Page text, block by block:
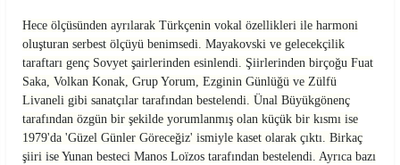
Hece ölçüsünden ayrılarak Türkçenin vokal özellikleri ile harmoni
oluşturan serbest ölçüyü benimsedi. Mayakovski ve gelecekçilik
taraftarı genç Sovyet şairlerinden esinlendi. Şiirlerinden birçoğu Fuat
Saka, Volkan Konak, Grup Yorum, Ezginin Günlüğü ve Zülfü
Livaneli gibi sanatçılar tarafından bestelendi. Ünal Büyükgönenç
tarafından özgün bir şekilde yorumlanmış olan küçük bir kısmı ise
1979'da 'Güzel Günler Göreceğiz' ismiyle kaset olarak çıktı. Birkaç
şiiri ise Yunan besteci Manos Loïzos tarafından bestelendi. Ayrıca bazı